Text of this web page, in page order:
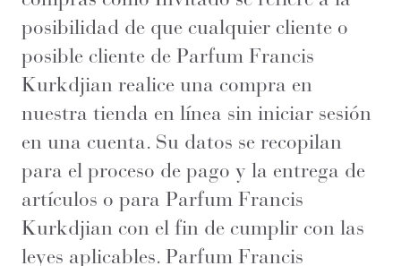
posibilidad de que cualquier cliente o
posible cliente de Parfum Francis
Kurkdjian realice una compra en
nuestra tienda en línea sin iniciar sesión
en una cuenta. Su datos se recopilan
para el proceso de pago y la entrega de
artículos o para Parfum Francis
Kurkdjian con el fin de cumplir con las
leyes aplicables. Parfum Francis